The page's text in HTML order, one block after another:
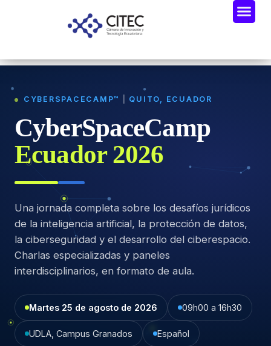
CYBERSPACECAMP™ QUITO, ECUADOR
CyberSpaceCamp
Ecuador 2026
Una jornada completa sobre los desafíos jurídicos
de la inteligencia artificial, la protección de datos,
la ciberseguridad y el desarrollo del ciberespacio.
Charlas especializadas y paneles
interdisciplinarios, en formato de aula.
Martes 25 de agosto de 2026 09h00 a 16h30
UDLA, Campus Granados Español